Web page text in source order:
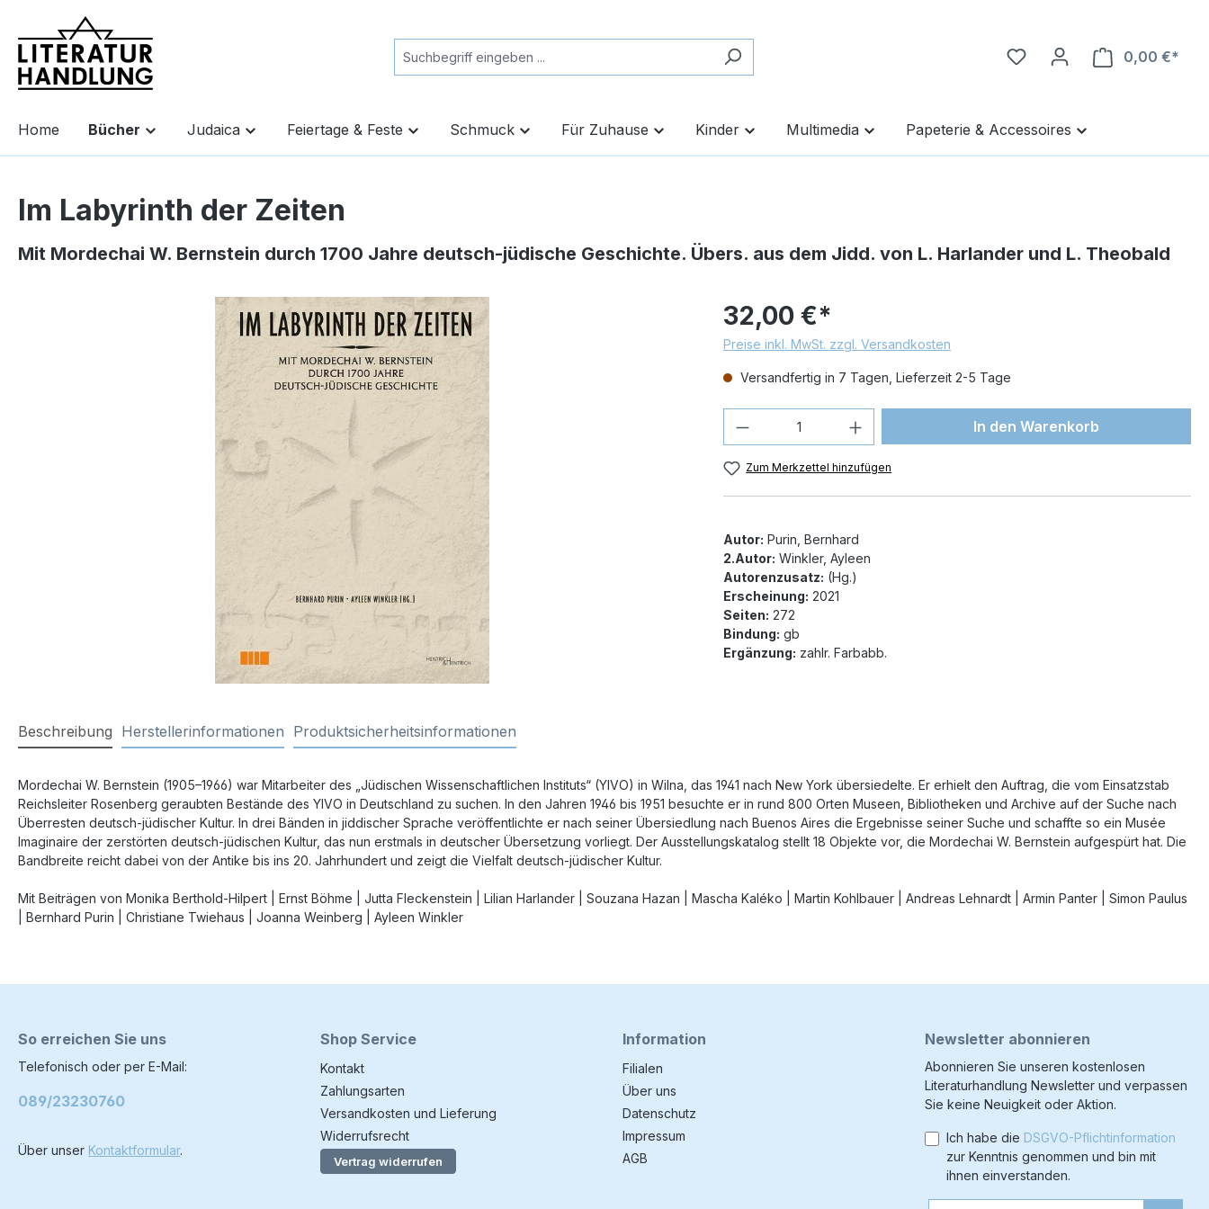
Zur Hauptnavigation springen
0,00 €*
Home Bücher Judaica Feiertage & Feste Schmuck Für Zuhause Kinder Multimedia Papeterie & Accessoires
Im Labyrinth der Zeiten
Mit Mordechai W. Bernstein durch 1700 Jahre deutsch-jüdische Geschichte. Übers. aus dem Jidd. von L. Harlander und L. Theobald
32,00 €*
Preise inkl. MwSt. zzgl. Versandkosten
Versandfertig in 7 Tagen, Lieferzeit 2-5 Tage
Produkt Anzahl: Gib den gewünschten Wert
In den Warenkorb
Zum Merkzettel hinzufügen
Autor: Purin, Bernhard
2.Autor: Winkler, Ayleen
Autorenzusatz: (Hg.)
Erscheinung: 2021
Seiten: 272
Bindung: gb
Ergänzung: zahlr. Farbabb.
Beschreibung Herstellerinformationen Produktsicherheitsinformationen
Mordechai W. Bernstein (1905–1966) war Mitarbeiter des „Jüdischen Wissenschaftlichen Instituts“ (YIVO) in Wilna, das 1941 nach New York übersiedelte. Er erhielt den Auftrag, die vom Einsatzstab
Reichsleiter Rosenberg geraubten Bestände des YIVO in Deutschland zu suchen. In den Jahren 1946 bis 1951 besuchte er in rund 800 Orten Museen, Bibliotheken und Archive auf der Suche nach
Überresten deutsch-jüdischer Kultur. In drei Bänden in jiddischer Sprache veröffentlichte er nach seiner Übersiedlung nach Buenos Aires die Ergebnisse seiner Suche und schaffte so ein Musée
Imaginaire der zerstörten deutsch-jüdischen Kultur, das nun erstmals in deutscher Übersetzung vorliegt. Der Ausstellungskatalog stellt 18 Objekte vor, die Mordechai W. Bernstein aufgespürt hat. Die
Bandbreite reicht dabei von der Antike bis ins 20. Jahrhundert und zeigt die Vielfalt deutsch-jüdischer Kultur.
Mit Beiträgen von Monika Berthold-Hilpert | Ernst Böhme | Jutta Fleckenstein | Lilian Harlander | Souzana Hazan | Mascha Kaléko | Martin Kohlbauer | Andreas Lehnardt | Armin Panter | Simon Paulus
| Bernhard Purin | Christiane Twiehaus | Joanna Weinberg | Ayleen Winkler
So erreichen Sie uns
Telefonisch oder per E-Mail:
089/23230760
Über unser Kontaktformular.
Shop Service
Kontakt
Zahlungsarten
Versandkosten und Lieferung
Widerrufsrecht
Vertrag widerrufen
Information
Filialen
Über uns
Datenschutz
Impressum
AGB
Newsletter abonnieren
Abonnieren Sie unseren kostenlosen
Literaturhandlung Newsletter und verpassen
Sie keine Neuigkeit oder Aktion.
Ich habe die DSGVO-Pflichtinformation
zur Kenntnis genommen und bin mit
ihnen einverstanden.